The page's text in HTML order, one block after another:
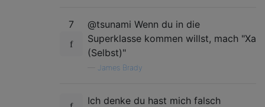
7
@tsunami Wenn du in die
Superklasse kommen willst, mach "Xa
(Selbst)"
James Brady
Ich denke du hast mich falsch